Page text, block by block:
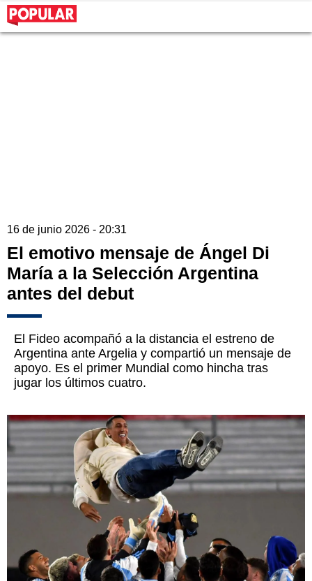
16 de junio 2026 - 20:31
El emotivo mensaje de Ángel Di
María a la Selección Argentina
antes del debut
El Fideo acompañó a la distancia el estreno de
Argentina ante Argelia y compartió un mensaje de
apoyo. Es el primer Mundial como hincha tras
jugar los últimos cuatro.